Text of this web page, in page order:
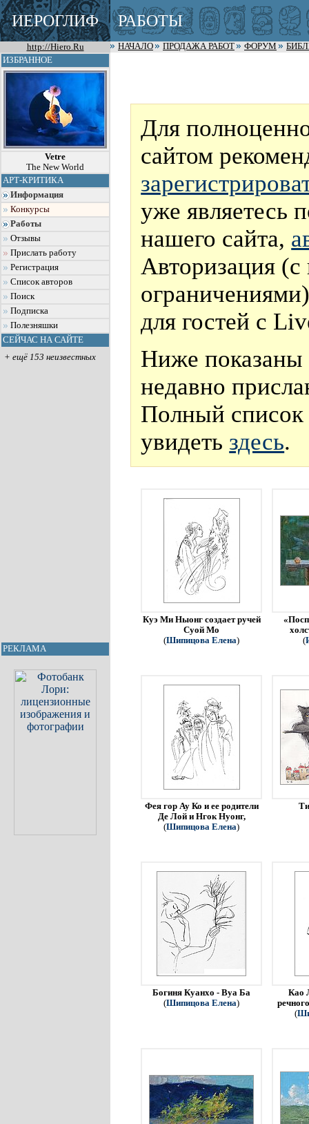
ИЕРОГЛИФ РАБОТЫ
http://Hiero.Ru НАЧАЛО ПРОДАЖА РАБОТ ФОРУМ
ИЗБРАННОЕ
Vetre
The New World
АРТ-КРИТИКА
Информация
Конкурсы
Работы
Отзывы
Прислать работу
Регистрация
Список авторов
Поиск
Подписка
Полезняшки
СЕЙЧАС НА САЙТЕ
+ ещё 153 неизвестных
РЕКЛАМА
Для
сайтом
уже являетесь
нашего сайта,
Авторизация
для гостей с
Ниже показаны
недавно
Полный
увидеть здесь.
Куэ Ми Ныонг создает ручей
Суой Мо
(Шипицова Елена)
(
Фея гор Ау Ко и ее родители
Де Лой и Нгок Нуонг,
(Шипицова Елена)
Богиня Куанхо - Вуа Ба
(Шипицова Елена)
Као
(